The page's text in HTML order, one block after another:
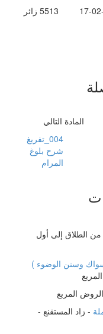
5513 زائر
17-
المادة التالي
004_تفريغ
شرح بلوغ
المرام
من الطلاق إلى أول
وسنن الوضوء )
المربع
- زاد المستقنع -